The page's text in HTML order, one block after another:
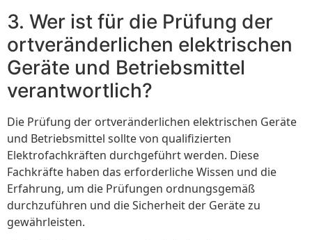
3. Wer ist für die Prüfung der
ortveränderlichen elektrischen
Geräte und Betriebsmittel
verantwortlich?
Die Prüfung der ortveränderlichen elektrischen Geräte
und Betriebsmittel sollte von qualifizierten
Elektrofachkräften durchgeführt werden. Diese
Fachkräfte haben das erforderliche Wissen und die
Erfahrung, um die Prüfungen ordnungsgemäß
durchzuführen und die Sicherheit der Geräte zu
gewährleisten.